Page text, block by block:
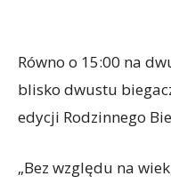
Równo o 15:00 na
blisko dwustu
edycji Rodzinnego
„Bez względu na